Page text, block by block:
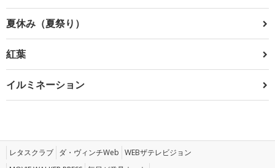
夏休み（夏祭り）
紅葉
イルミネーション
レタスクラブ ダ・ヴィンチWeb WEBザテレビジョン